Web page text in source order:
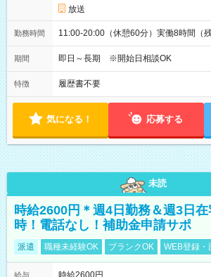
放送
勤務時間 11:00-20:00（休憩60分）実働8時間（残
期間 即日～長期 ※開始日相談OK
特徴 履歴書不要
気になる！ 応募する
未読
時給2600円＊週4日勤務＆週3日
時！電話なし！補助金申請サポ
派遣 職種未経験OK ブランクOK WEB登録・
給与 時給2600円